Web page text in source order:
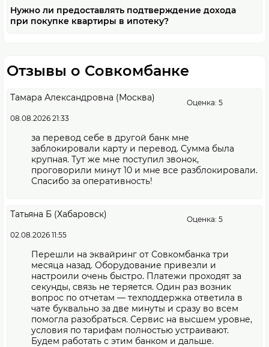
Нужно ли предоставлять подтверждение дохода
при покупке квартиры в ипотеку?
Отзывы о Совкомбанке
Тамара Александровна (Москва)
Оценка: 5
08.08.2026 21:33
за перевод себе в другой банк мне
заблокировали карту и перевод. Сумма была
крупная. Тут же мне поступил звонок,
проговорили минут 10 и мне все разблокировали.
Спасибо за оперативность!
Татьяна Б (Хабаровск)
Оценка: 5
02.08.2026 11:55
Перешли на эквайринг от Совкомбанка три
месяца назад. Оборудование привезли и
настроили очень быстро. Платежи проходят за
секунды, связь не теряется. Один раз возник
вопрос по отчетам — техподдержка ответила в
чате буквально за две минуты и сразу во всем
помогла разобраться. Сервис на высшем уровне,
условия по тарифам полностью устраивают.
Будем работать с этим банком и дальше.